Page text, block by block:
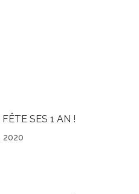
SES 1 AN !
2020